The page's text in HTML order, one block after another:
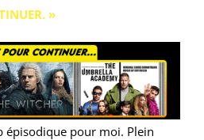
»
épisodique pour moi. Plein